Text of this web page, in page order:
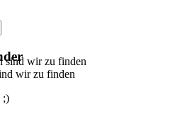
wir zu finden
;)